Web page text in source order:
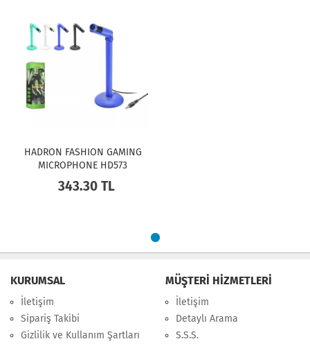
HADRON FASHION GAMING
MICROPHONE HD573
343.30 TL
KURUMSAL
İletişim
Sipariş Takibi
Gizlilik ve Kullanım Şartları
MÜŞTERİ HİZMETLERİ
İletişim
Detaylı Arama
S.S.S.